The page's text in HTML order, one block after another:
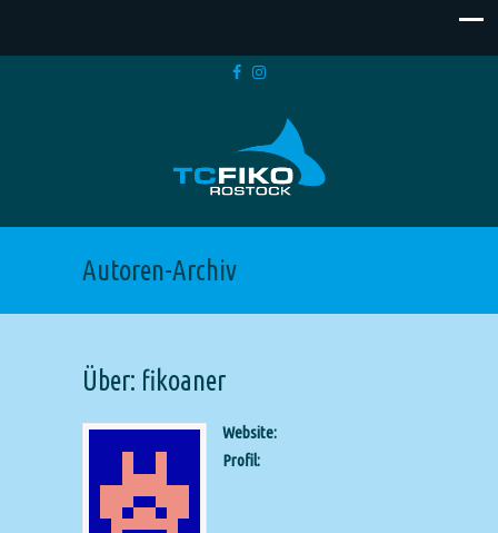
Autoren-Archiv
Über: fikoaner
Website:
Profil: